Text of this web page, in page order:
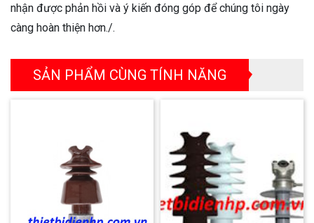
nhận được phản hồi và ý kiến đóng góp để chúng tôi ngày
càng hoàn thiện hơn./.
SẢN PHẨM CÙNG TÍNH NĂNG